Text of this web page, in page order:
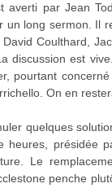
par Jean
un long sermon. Il
Coulthard,
discussion est
pourtant
On en
quelques
présidée
Le
penche